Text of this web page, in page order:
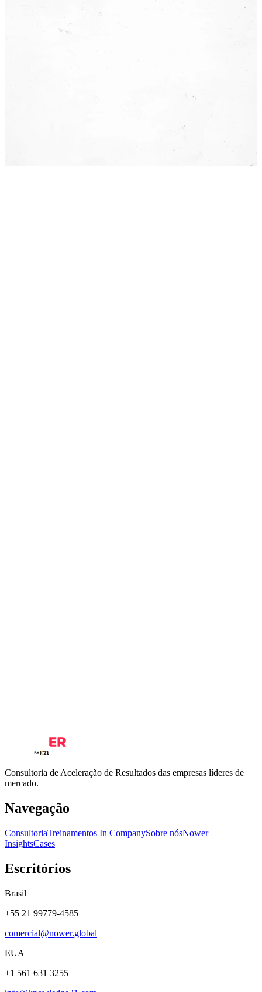
Agende uma conversa e descubra como podemos
maior impacto
Consultoria de Aceleração de Resultados das empresas líderes de
mercado.
Navegação
ConsultoriaTreinamentos In CompanySobre nósNower
InsightsCases
Escritórios
Brasil
+55 21 99779-4585
comercial@nower.global
EUA
+1 561 631 3255